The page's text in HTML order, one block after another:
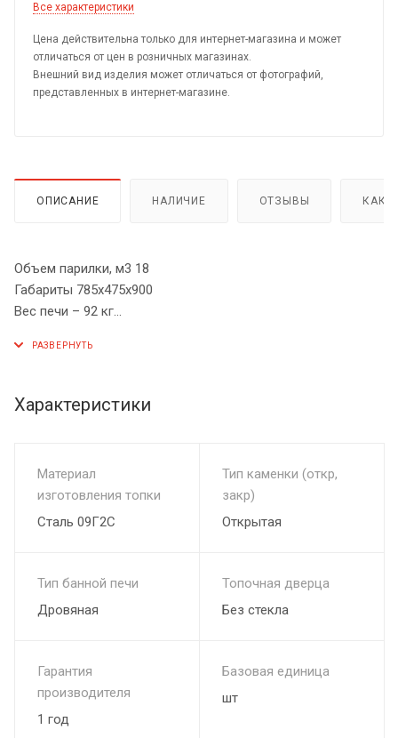
Все характеристики
Цена действительна только для интернет-магазина и может
отличаться от цен в розничных магазинах.
Внешний вид изделия может отличаться от фотографий,
представленных в интернет-магазине.
ОПИСАНИЕ НАЛИЧИЕ ОТЗЫВЫ КАК
Объем парилки, м3 18
Габариты 785х475х900
Вес печи – 92 кг
Конструкционная сталь
Режим бани - Финская сауна
Масса камней, кг – 120-150
Гарантия 1 год
Характеристики
Материал
изготовления топки
Сталь 09Г2С
Тип каменки (откр,
закр)
Открытая
Тип банной печи
Дровяная
Топочная дверца
Без стекла
Гарантия
производителя
1 год
Базовая единица
шт